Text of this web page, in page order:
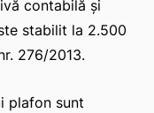
contabilă și
stabilit la 2.500
276/2013.
plafon sunt